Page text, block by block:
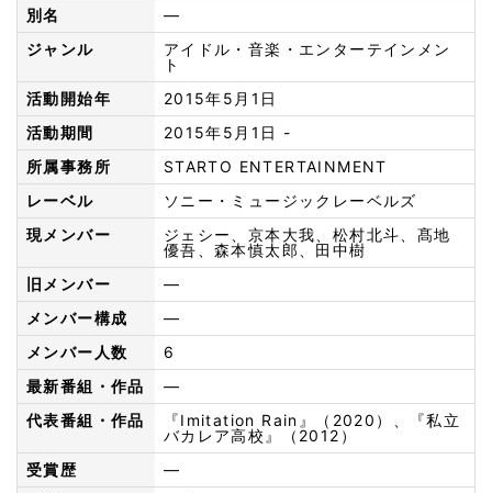
別名
—
ジャンル
アイドル・音楽・エンターテインメン
ト
活動開始年
2015年5月1日
活動期間
2015年5月1日 -
所属事務所
STARTO ENTERTAINMENT
レーベル
ソニー・ミュージックレーベルズ
現メンバー
ジェシー、京本大我、松村北斗、髙地
優吾、森本慎太郎、田中樹
旧メンバー
—
メンバー構成
—
メンバー人数
6
最新番組・作品
—
代表番組・作品
『Imitation Rain』（2020）、『私立
バカレア高校』（2012）
受賞歴
—